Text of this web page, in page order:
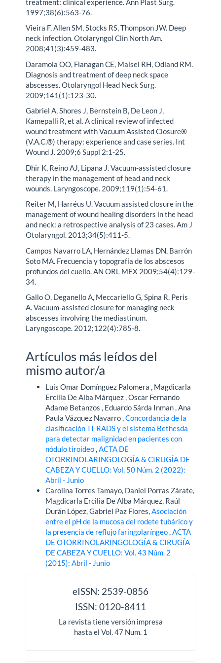
treatment: clinical experience. Ann Plast Surg.
1997;38(6):563-76.
Vieira F, Allen SM, Stocks RS, Thompson JW. Deep
neck infection. Otolaryngol Clin North Am.
2008;41(3):459-483.
Daramola OO, Flanagan CE, Maisel RH, Odland RM.
Diagnosis and treatment of deep neck space
abscesses. Otolaryngol Head Neck Surg.
2009;141(1):123-30.
Gabriel A, Shores J, Bernstein B, De Leon J,
Kamepalli R, et al. A clinical review of infected
wound treatment with Vacuum Assisted Closure®
(V.A.C.®) therapy: experience and case series. Int
Wound J. 2009;6 Suppl 2:1-25.
Dhir K, Reino AJ, Lipana J. Vacuum-assisted closure
therapy in the management of head and neck
wounds. Laryngoscope. 2009;119(1):54-61.
Reiter M, Harréus U. Vacuum assisted closure in the
management of wound healing disorders in the head
and neck: a retrospective analysis of 23 cases. Am J
Otolaryngol. 2013;34(5):411-5.
Campos Navarro LA, Hernández Llamas DN, Barrón
Soto MA. Frecuencia y topografía de los abscesos
profundos del cuello. AN ORL MEX 2009;54(4):129-
34.
Gallo O, Deganello A, Meccariello G, Spina R, Peris
A. Vacuum-assisted closure for managing neck
abscesses involving the mediastinum.
Laryngoscope. 2012;122(4):785-8.
Artículos más leídos del
mismo autor/a
Luis Omar Domínguez Palomera , Magdicarla
Ercilia De Alba Márquez , Oscar Fernando
Adame Betanzos , Eduardo Sárda Inman , Ana
Paula Vázquez Navarro ,Concordancia de la
clasificación TI-RADS y el sistema Bethesda
para detectar malignidad en pacientes con
nódulo tiroideo,ACTA DE
OTORRINOLARINGOLOGÍA & CIRUGÍA DE
CABEZA Y CUELLO: Vol. 50 Núm. 2 (2022):
Abril - Junio
Carolina Torres Tamayo, Daniel Porras Zárate,
Magdicarla Ercilia De Alba Márquez, Raúl
Durán López, Gabriel Paz Flores,Asociación
entre el pH de la mucosa del rodete tubárico y
la presencia de reflujo faringolaríngeo,ACTA
DE OTORRINOLARINGOLOGÍA & CIRUGÍA
DE CABEZA Y CUELLO: Vol. 43 Núm. 2
(2015): Abril - Junio
eISSN: 2539-0856
ISSN: 0120-8411
La revista tiene versión impresa
hasta el Vol. 47 Num. 1